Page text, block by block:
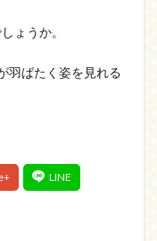
ょうか。
羽ばたく姿を見れる